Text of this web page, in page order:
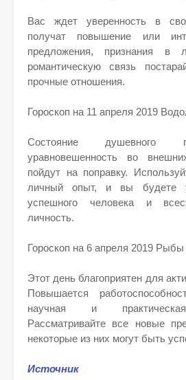
Вас ждет уверенность в
получат повышение или
предложения, признания в
романтическую связь
прочные отношения.
Гороскоп на 11 апреля 2019
Состояние душевного
уравновешенность во
пойдут на поправку.
личный опыт, и вы будете
успешного человека и
личность.
Гороскоп на 6 апреля 2019 Рыбы
Этот день благоприятен для
Повышается
научная и
Рассматривайте все новые
некоторые из них могут быть
Источник